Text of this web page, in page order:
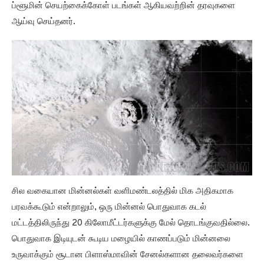
ப்ளூமின் செயற்கைக்கோள் படங்கள் ஆகியவற்றின் தரவுகளை
ஆய்வு செய்தனர்.
சில வகையான மின்னல்கள் வளிமண்டலத்தில் மிக அதிகமாக
பரவக்கூடும் என்றாலும், ஒரு மின்னல் பொதுவாக கடல்
மட்டத்திலிருந்து 20 கிலோமீட்டர்களுக்கு மேல் தொடங்குவதில்லை.
பொதுவாக இடியுடன் கூடிய மழையில் காணப்படும் மின்னலை
உருவாக்கும் சூடான பிளாஸ்மாவின் சேனல்களான தலைவர்களை